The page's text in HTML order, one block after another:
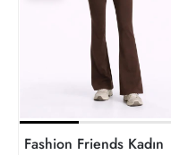
Fashion Friends